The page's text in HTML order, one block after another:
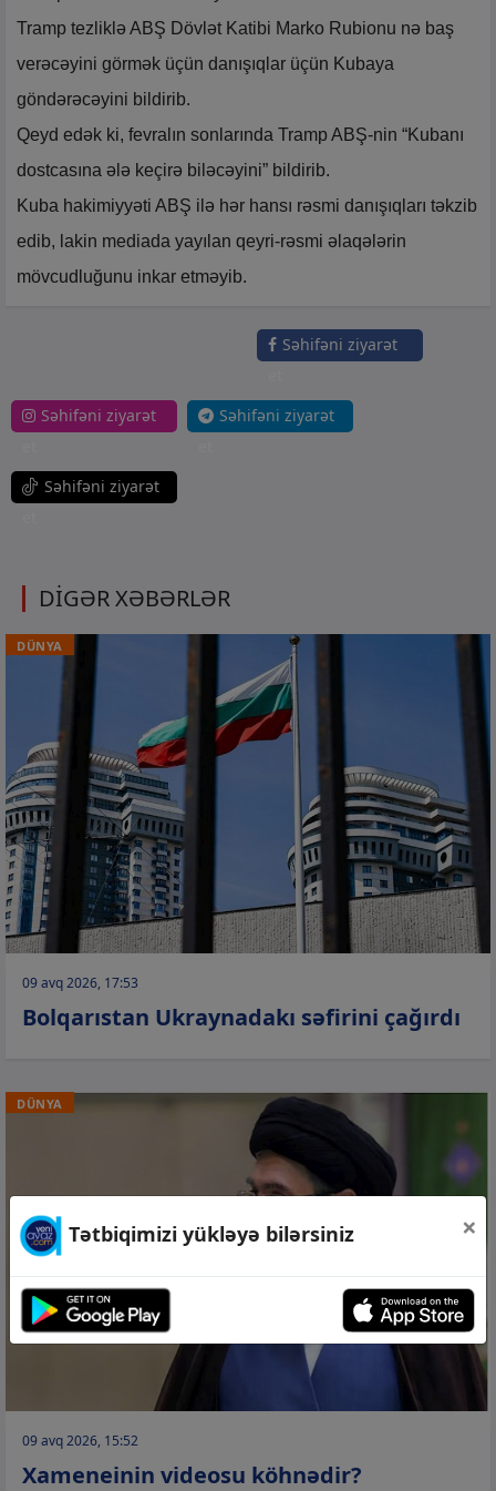
Tramp tezliklə ABŞ Dövlət Katibi Marko Rubionu nə baş
verəcəyini görmək üçün danışıqlar üçün Kubaya
göndərəcəyini bildirib.
Qeyd edək ki, fevralın sonlarında Tramp ABŞ-nin “Kubanı
dostcasına ələ keçirə biləcəyini” bildirib.
Kuba hakimiyyəti ABŞ ilə hər hansı rəsmi danışıqları təkzib
edib, lakin mediada yayılan qeyri-rəsmi əlaqələrin
mövcudluğunu inkar etməyib.
Səhifəni ziyarət
Səhifəni ziyarət
Səhifəni ziyarət
Səhifəni ziyarət
DİGƏR XƏBƏRLƏR
DÜNYA
09 avq 2026, 17:53
Bolqarıstan Ukraynadakı səfirini çağırdı
DÜNYA
09 avq 2026, 15:52
Xameneinin videosu köhnədir?
Tətbiqimizi yükləyə bilərsiniz ×